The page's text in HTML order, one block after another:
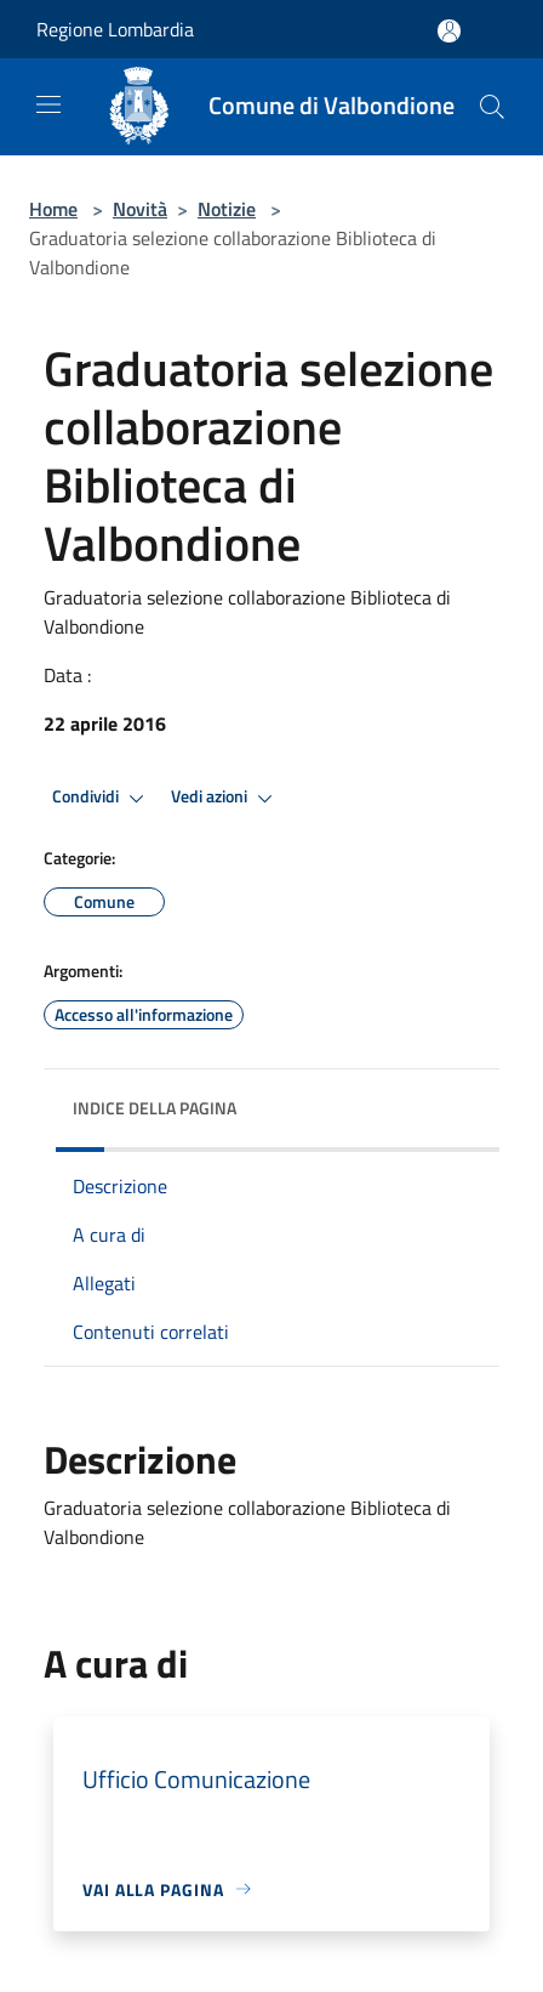
Regione Lombardia
Comune di Valbondione
Home > Novità > Notizie >
Graduatoria selezione collaborazione Biblioteca di
Valbondione
Graduatoria selezione
collaborazione
Biblioteca di
Valbondione
Graduatoria selezione collaborazione Biblioteca di
Valbondione
Data :
22 aprile 2016
Condividi Vedi azioni
Categorie:
Comune
Argomenti:
Accesso all'informazione
INDICE DELLA PAGINA
Descrizione
A cura di
Allegati
Contenuti correlati
Descrizione
Graduatoria selezione collaborazione Biblioteca di
Valbondione
A cura di
Ufficio Comunicazione
VAI ALLA PAGINA